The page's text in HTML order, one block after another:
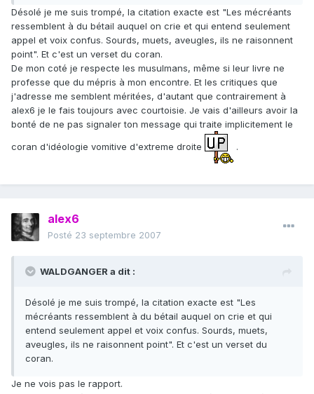
Désolé je me suis trompé, la citation exacte est "Les mécréants
ressemblent à du bétail auquel on crie et qui entend seulement
appel et voix confus. Sourds, muets, aveugles, ils ne raisonnent
point". Et c'est un verset du coran.
De mon coté je respecte les musulmans, même si leur livre ne
professe que du mépris à mon encontre. Et les critiques que
j'adresse me semblent méritées, d'autant que contrairement à
alex6 je le fais toujours avec courtoisie. Je vais d'ailleurs avoir la
bonté de ne pas signaler ton message qui traite implicitement le
coran d'idéologie vomitive d'extreme droite
.
alex6
Posté 23 septembre 2007
WALDGANGER a dit :
Désolé je me suis trompé, la citation exacte est "Les
mécréants ressemblent à du bétail auquel on crie et qui
entend seulement appel et voix confus. Sourds, muets,
aveugles, ils ne raisonnent point". Et c'est un verset du
coran.
Je ne vois pas le rapport.